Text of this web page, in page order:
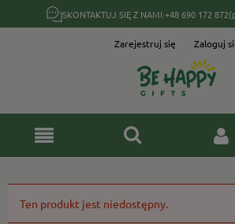
SKONTAKTUJ SIĘ Z NAMI:+48 690 172 872
Zarejestruj się Zaloguj
Ten produkt jest niedostępny.